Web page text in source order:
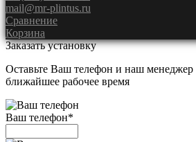
mail@mr-plintus.ru
Сравнение
Корзина
Заказать установку
Оставьте Ваш телефон и наш менеджер
ближайшее рабочее время
Ваш телефон*